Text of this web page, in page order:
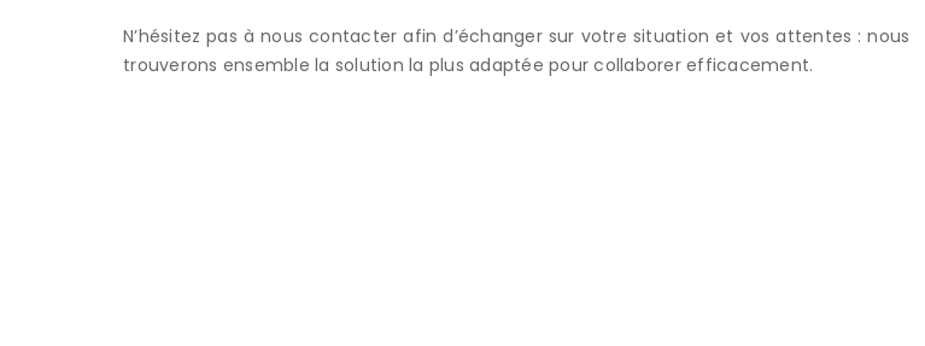
N’hésitez pas à nous contacter afin d’échanger sur votre situation et vos attentes : nous
trouverons ensemble la solution la plus adaptée pour collaborer efficacement.
de 9h00 à 12h30 puis de
13h30 à 17h00